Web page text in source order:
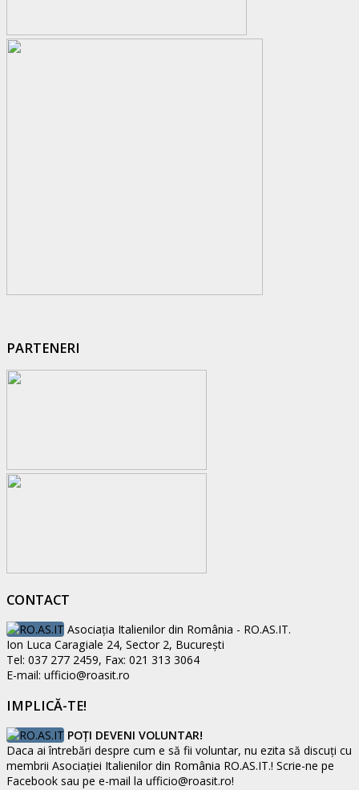
PARTENERI
CONTACT
Asociaţia Italienilor din România - RO.AS.IT.
Ion Luca Caragiale 24, Sector 2, București
Tel: 037 277 2459, Fax: 021 313 3064
E-mail: ufficio@roasit.ro
IMPLICĂ-TE!
POȚI DEVENI VOLUNTAR!
Daca ai întrebări despre cum e să fii voluntar, nu ezita să discuți cu
membrii Asociației Italienilor din România RO.AS.IT.! Scrie-ne pe
Facebook sau pe e-mail la ufficio@roasit.ro!